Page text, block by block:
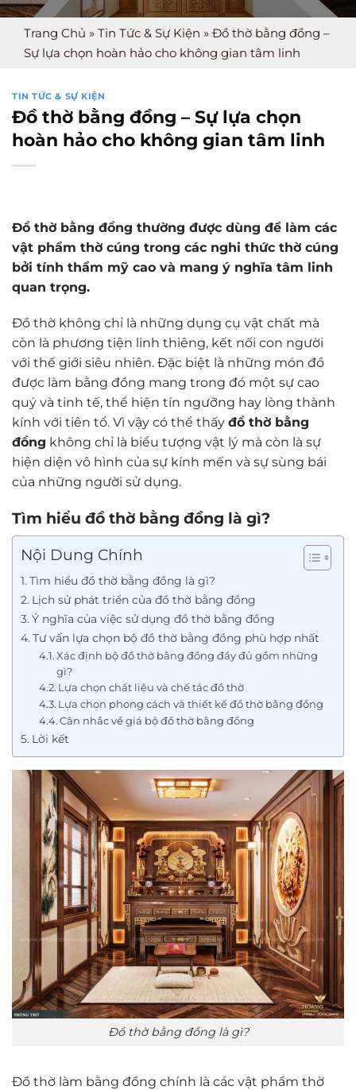
Trang Chủ » Tin Tức & Sự Kiện » Đồ thờ bằng đồng –
Sự lựa chọn hoàn hảo cho không gian tâm linh
TIN TỨC & SỰ KIỆN
Đồ thờ bằng đồng – Sự lựa chọn
hoàn hảo cho không gian tâm linh
Đồ thờ bằng đồng thường được dùng để làm các
vật phẩm thờ cúng trong các nghi thức thờ cúng
bởi tính thẩm mỹ cao và mang ý nghĩa tâm linh
quan trọng.
Đồ thờ không chỉ là những dụng cụ vật chất mà
còn là phương tiện linh thiêng, kết nối con người
với thế giới siêu nhiên. Đặc biệt là những món đồ
được làm bằng đồng mang trong đó một sự cao
quý và tinh tế, thể hiện tín ngưỡng hay lòng thành
kính với tiên tổ. Vì vậy có thể thấy đồ thờ bằng
đồng không chỉ là biểu tượng vật lý mà còn là sự
hiện diện vô hình của sự kính mến và sự sùng bái
của những người sử dụng.
Tìm hiểu đồ thờ bằng đồng là gì?
Nội Dung Chính
Tìm hiểu đồ thờ bằng đồng là gì?
Lịch sử phát triển của đồ thờ bằng đồng
Ý nghĩa của việc sử dụng đồ thờ bằng đồng
Tư vấn lựa chọn bộ đồ thờ bằng đồng phù hợp nhất
Xác định bộ đồ thờ bằng đồng đầy đủ gồm những
gì?
Lựa chọn chất liệu và chế tác đồ thờ
Lựa chọn phong cách và thiết kế đồ thờ bằng đồng
Cân nhắc về giá bộ đồ thờ bằng đồng
Lời kết
Đồ thờ bằng đồng là gì?
Đồ thờ làm bằng đồng chính là các vật phẩm thờ